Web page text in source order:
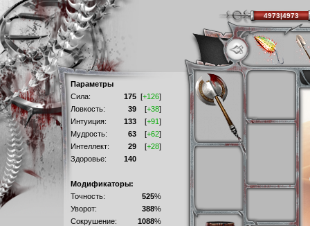
Параметры
Сила:
175 [+126]
Ловкость:
39 [+38]
Интуиция:
133 [+91]
Мудрость:
63 [+62]
Интеллект:
29 [+28]
Здоровье:
140
Модификаторы:
Точность:
525%
Уворот:
388%
Сокрушение:
1088%
4973|4973